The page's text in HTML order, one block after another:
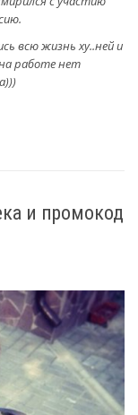
всю жизнь ху..ней и
работе нет
и промокод